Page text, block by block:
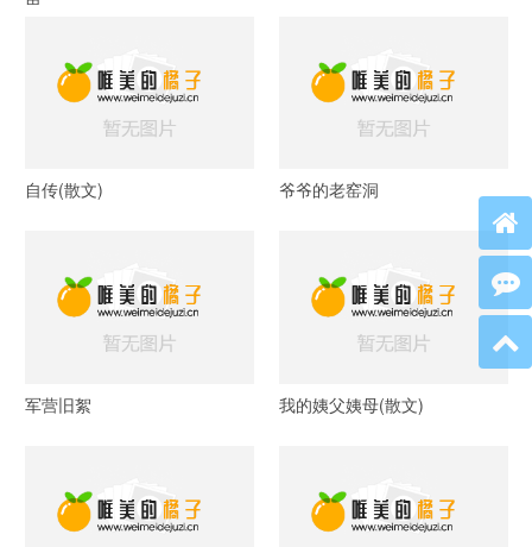
自传(散文) 爷爷的老窑洞
军营旧絮 我的姨父姨母(散文)